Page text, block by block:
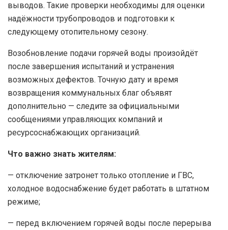
выводов. Такие проверки необходимы для оценки
надёжности трубопроводов и подготовки к
следующему отопительному сезону.
Возобновление подачи горячей воды произойдёт
после завершения испытаний и устранения
возможных дефектов. Точную дату и время
возвращения коммунальных благ объявят
дополнительно — следите за официальными
сообщениями управляющих компаний и
ресурсоснабжающих организаций.
Что важно знать жителям:
— отключение затронет только отопление и ГВС,
холодное водоснабжение будет работать в штатном
режиме;
— перед включением горячей воды после перерыва